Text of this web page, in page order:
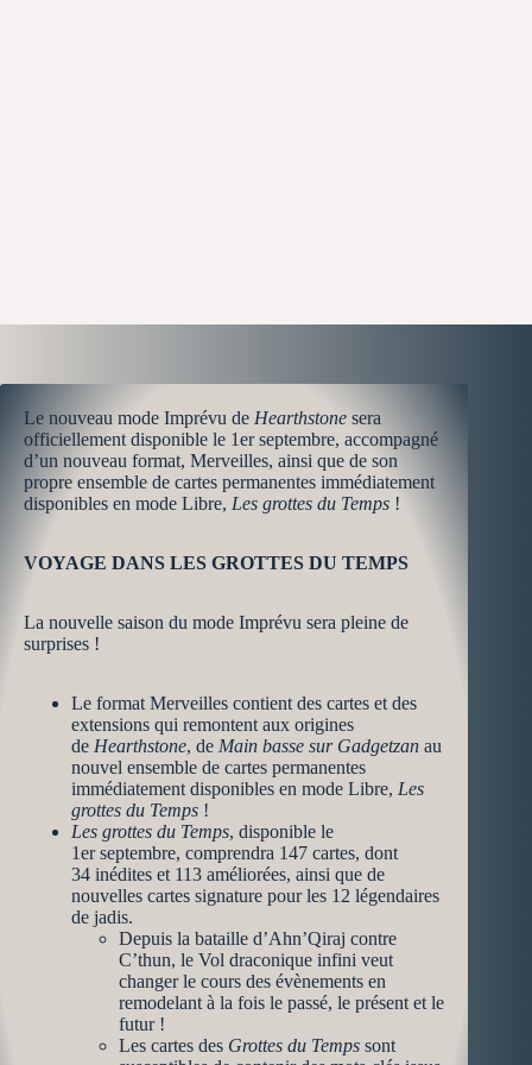
Le nouveau mode Imprévu de Hearthstone sera
officiellement disponible le 1er septembre, accompagné
d’un nouveau format, Merveilles, ainsi que de son
propre ensemble de cartes permanentes immédiatement
disponibles en mode Libre, Les grottes du Temps !
VOYAGE DANS LES GROTTES DU TEMPS
La nouvelle saison du mode Imprévu sera pleine de
surprises !
Le format Merveilles contient des cartes et des
extensions qui remontent aux origines
de Hearthstone, de Main basse sur Gadgetzan au
nouvel ensemble de cartes permanentes
immédiatement disponibles en mode Libre, Les
grottes du Temps !
Les grottes du Temps, disponible le
1er septembre, comprendra 147 cartes, dont
34 inédites et 113 améliorées, ainsi que de
nouvelles cartes signature pour les 12 légendaires
de jadis.
Depuis la bataille d’Ahn’Qiraj contre
C’thun, le Vol draconique infini veut
changer le cours des évènements en
remodelant à la fois le passé, le présent et le
futur !
Les cartes des Grottes du Temps sont